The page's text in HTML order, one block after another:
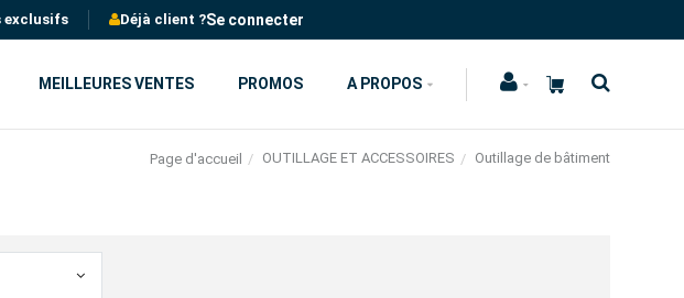
Déjà client ?Se connecter
MEILLEURES VENTES PROMOS A PROPOS
Page d'accueil OUTILLAGE ET ACCESSOIRES Outillage de bâtiment